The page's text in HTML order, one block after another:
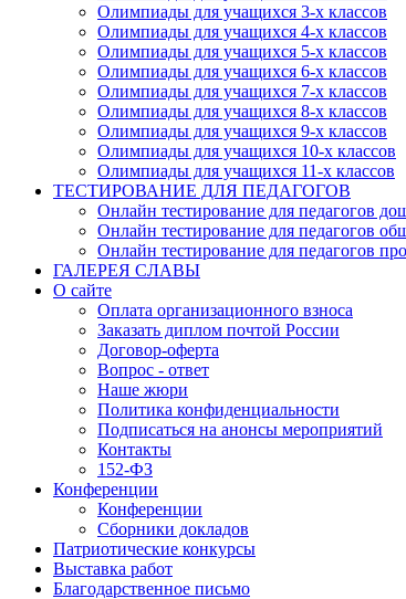
Олимпиады для учащихся 3-х классов
Олимпиады для учащихся 4-х классов
Олимпиады для учащихся 5-х классов
Олимпиады для учащихся 6-х классов
Олимпиады для учащихся 7-х классов
Олимпиады для учащихся 8-х классов
Олимпиады для учащихся 9-х классов
Олимпиады для учащихся 10-х классов
Олимпиады для учащихся 11-х классов
ТЕСТИРОВАНИЕ ДЛЯ ПЕДАГОГОВ
Онлайн тестирование для педагогов
Онлайн тестирование для педагогов
Онлайн тестирование для педагогов
ГАЛЕРЕЯ СЛАВЫ
О сайте
Оплата организационного взноса
Заказать диплом почтой России
Договор-оферта
Вопрос - ответ
Наше жюри
Политика конфиденциальности
Подписаться на анонсы мероприятий
Контакты
152-ФЗ
Конференции
Конференции
Сборники докладов
Патриотические конкурсы
Выставка работ
Благодарственное письмо